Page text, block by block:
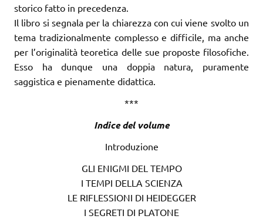
storico fatto in precedenza.
Il libro si segnala per la chiarezza con cui viene svolto un
tema tradizionalmente complesso e difficile, ma anche
per l’originalità teoretica delle sue proposte filosofiche.
Esso ha dunque una doppia natura, puramente
saggistica e pienamente didattica.
***
Indice del volume
Introduzione
GLI ENIGMI DEL TEMPO
I TEMPI DELLA SCIENZA
LE RIFLESSIONI DI HEIDEGGER
I SEGRETI DI PLATONE